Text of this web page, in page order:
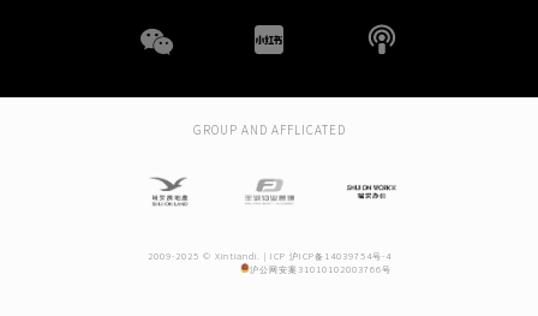
红
GROUP AND AFFLICATED
2009-2025 © Xintiandi. | ICP 沪ICP备14039754号-4
沪公网安案31010102003766号